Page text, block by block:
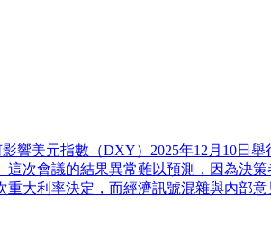
響美元指數（DXY）2025年12月10日
這次會議的結果異常難以預測，因為
大利率決定，而經濟訊號混雜與內部